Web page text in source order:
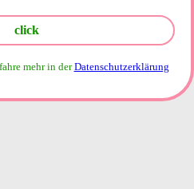
mehr in derDatenschutzerklärung